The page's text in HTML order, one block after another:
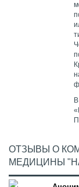
ОТЗЫВЫ О
МЕДИЦИНЫ